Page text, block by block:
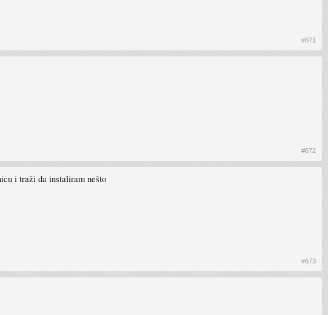
#671
#672
i traži da instaliram nešto
#673